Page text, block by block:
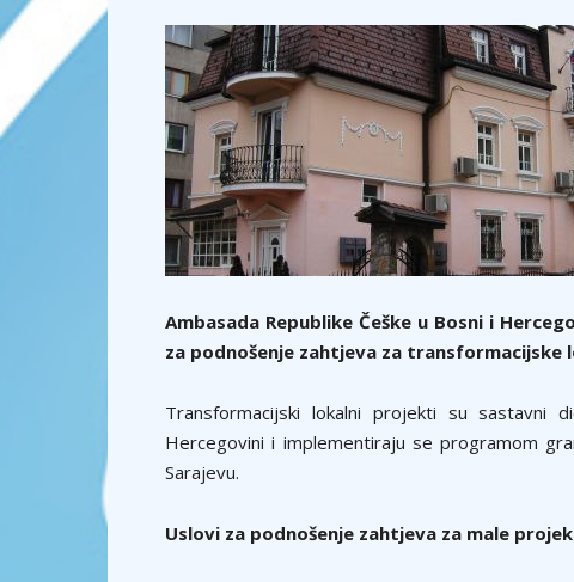
Ambasada Republike Češke u Bosni i
za podnošenje zahtjeva za transformacijske
Transformacijski lokalni projekti su sastavni
Hercegovini i implementiraju se programom
Sarajevu.
Uslovi za podnošenje zahtjeva za male